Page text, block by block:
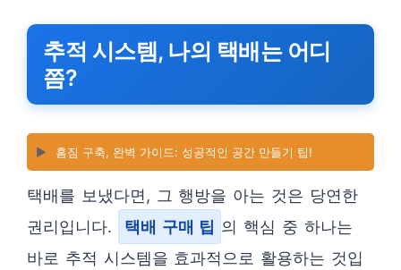
추적 시스템, 나의 택배는 어디
쯤?
▶️ 홈짐 구축, 완벽 가이드: 성공적인 공간 만들기 팁!
택배를 보냈다면, 그 행방을 아는 것은 당연한
권리입니다.
택배 구매 팁 의 핵심 중 하나는
바로 추적 시스템을 효과적으로 활용하는 것입